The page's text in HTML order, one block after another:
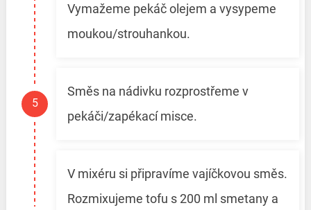
Vymažeme pekáč olejem a vysypeme
moukou/strouhankou.
Směs na nádivku rozprostřeme v
pekáči/zapékací misce.
V mixéru si připravíme vajíčkovou směs.
Rozmixujeme tofu s 200 ml smetany a